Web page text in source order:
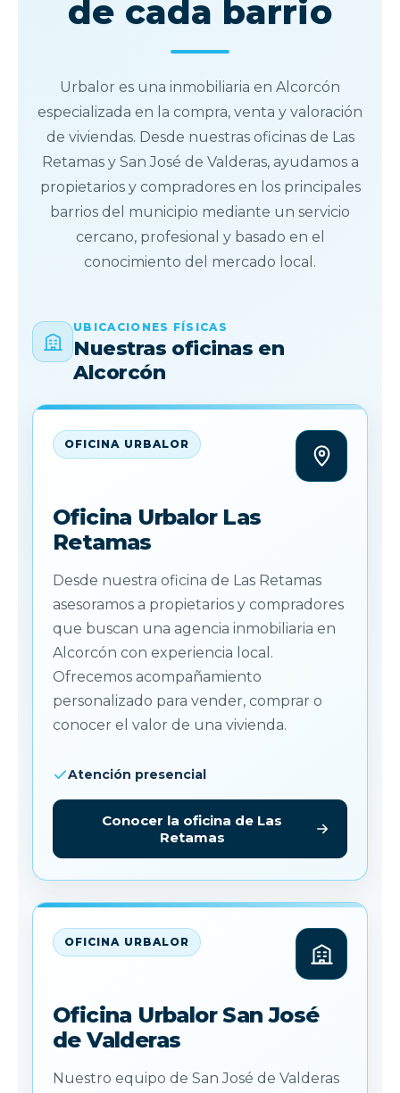
de cada barrio
Urbalor es una inmobiliaria en Alcorcón
especializada en la compra, venta y valoración
de viviendas. Desde nuestras oficinas de Las
Retamas y San José de Valderas, ayudamos a
propietarios y compradores en los principales
barrios del municipio mediante un servicio
cercano, profesional y basado en el
conocimiento del mercado local.
UBICACIONES FÍSICAS
Nuestras oficinas en
Alcorcón
OFICINA URBALOR
Oficina Urbalor Las
Retamas
Desde nuestra oficina de Las Retamas
asesoramos a propietarios y compradores
que buscan una agencia inmobiliaria en
Alcorcón con experiencia local.
Ofrecemos acompañamiento
personalizado para vender, comprar o
conocer el valor de una vivienda.
Atención presencial
Conocer la oficina de Las
Retamas
OFICINA URBALOR
Oficina Urbalor San José
de Valderas
Nuestro equipo de San José de Valderas